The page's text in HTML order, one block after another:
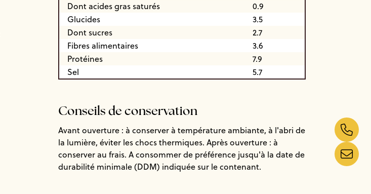
Dont acides gras saturés
0.9
Glucides
3.5
Dont sucres
2.7
Fibres alimentaires
3.6
Protéines
7.9
Sel
5.7
Conseils de conservation
Avant ouverture : à conserver à température ambiante, à l'abri de
la lumière, éviter les chocs thermiques. Après ouverture : à
conserver au frais. A consommer de préférence jusqu'à la date de
durabilité minimale (DDM) indiquée sur le contenant.